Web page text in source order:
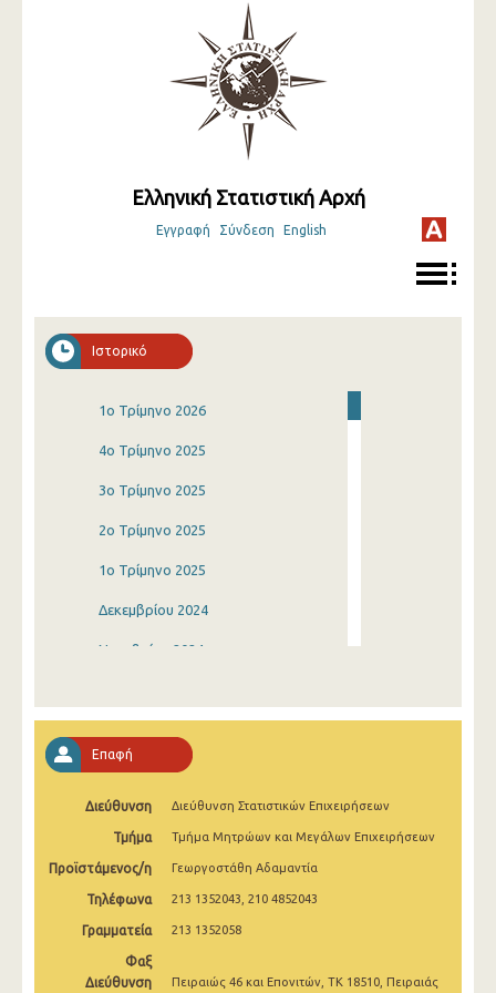
Ελληνική Στατιστική Αρχή
Εγγραφή Σύνδεση English
Ιστορικό
1o Τρίμηνο 2026
4o Τρίμηνο 2025
3o Τρίμηνο 2025
2o Τρίμηνο 2025
1o Τρίμηνο 2025
Δεκεμβρίου 2024
Νοεμβρίου 2024
Αυγούστου 2024
Ιουλίου 2024
Ιουνίου 2024
Μαΐου 2024
Απριλίου 2024
Μαρτίου 2024
Επαφή
Διεύθυνση Διεύθυνση Στατιστικών Επιχειρήσεων
Τμήμα Τμήμα Μητρώων και Μεγάλων Επιχειρήσεων
Προϊστάμενος/η Γεωργοστάθη Αδαμαντία
Τηλέφωνα 213 1352043, 210 4852043
Γραμματεία 213 1352058
Φαξ
Διεύθυνση
Πειραιώς 46 και Επονιτών, ΤΚ 18510, Πειραιάς